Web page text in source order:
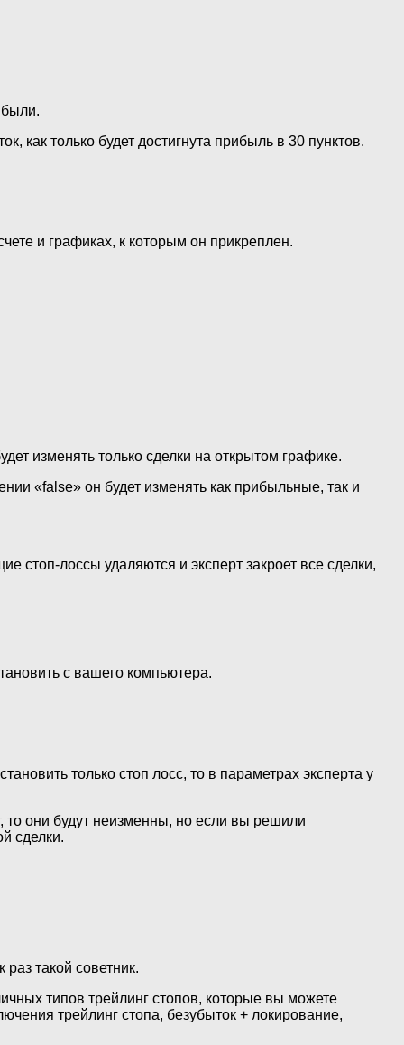
как только будет достигнута прибыль в 30 пунктов.
и графиках, к которым он прикреплен.
изменять только сделки на открытом графике.
«false» он будет изменять как прибыльные, так и
стоп-лоссы удаляются и эксперт закроет все сделки,
с вашего компьютера.
только стоп лосс, то в параметрах эксперта у
то они будут неизменны, но если вы решили
сделки.
такой советник.
типов трейлинг стопов, которые вы можете
трейлинг стопа, безубыток + локирование,